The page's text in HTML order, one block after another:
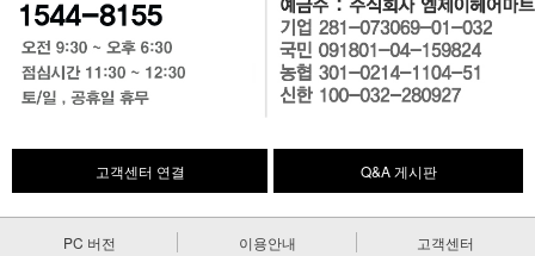
고객센터 연결 Q&A 게시판
PC 버전 이용안내 고객센터